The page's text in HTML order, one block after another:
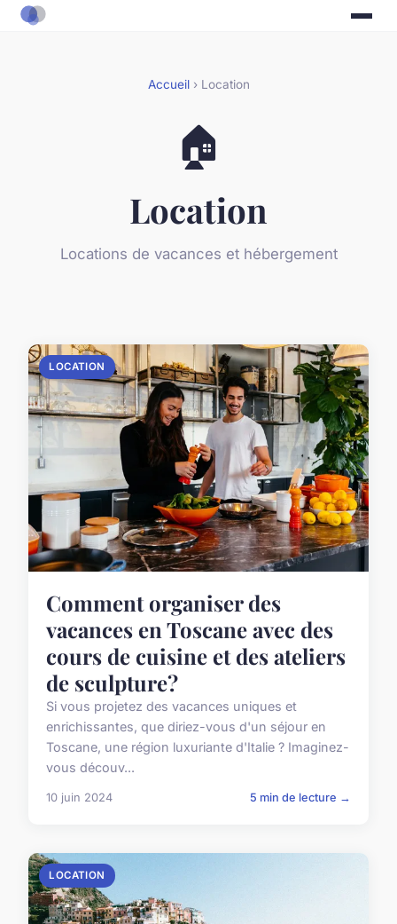
Accueil› Location
🏠
Location
Locations de vacances et hébergement
LOCATION
Comment organiser des
vacances en Toscane avec des
cours de cuisine et des ateliers
de sculpture?
Si vous projetez des vacances uniques et
enrichissantes, que diriez-vous d'un séjour en
Toscane, une région luxuriante d'Italie ? Imaginez-
vous découv...
10 juin 2024 5 min de lecture →
LOCATION